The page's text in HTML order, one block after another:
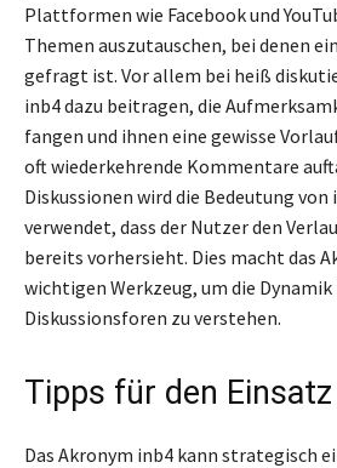
Plattformen wie Facebook und
Themen auszutauschen, bei denen
gefragt ist. Vor allem bei heiß
inb4 dazu beitragen, die
fangen und ihnen eine gewisse
oft wiederkehrende Kommentare
Diskussionen wird die Bedeutung von
verwendet, dass der Nutzer den
bereits vorhersieht. Dies macht das
wichtigen Werkzeug, um die
Diskussionsforen zu verstehen.
Tipps für den
Das Akronym inb4 kann strategisch